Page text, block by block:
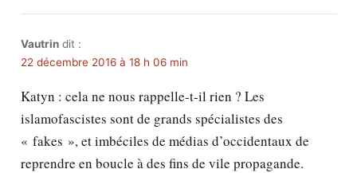
Vautrin dit :
22 décembre 2016 à 18 h 06 min
Katyn : cela ne nous rappelle-t-il rien ? Les
islamofascistes sont de grands spécialistes des
« fakes », et imbéciles de médias d’occidentaux de
reprendre en boucle à des fins de vile propagande.